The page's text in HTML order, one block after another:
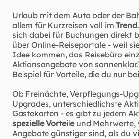
Urlaub mit dem Auto oder der
allem für Kurzreisen voll im Trend
sich dabei für Buchungen direkt
über Online-Reiseportale - weil
Idee kommen, das Reisebüro
Aktionsangebote von
Beispiel für Vorteile, die du nur
Ob Freinächte, Verpflegungs-
Upgrades, unterschiedlichste
Gästekarten - es gibt zu jedem
spezielle Vorteileund Mehrwerte,
Angebote günstiger sind, als du